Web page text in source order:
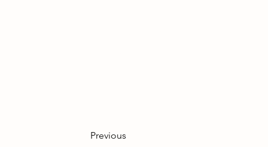
Previous